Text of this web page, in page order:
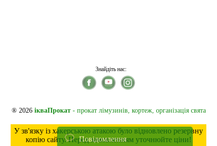
Знайдіть нас:
® 2026 ікваПрокат- прокат лімузинів, кортеж, організація свята
У зв'язку із хакерською атакою було відновлено резервну
копію сайту. Перед замовленням уточнюйте ціни!
Повідомлення